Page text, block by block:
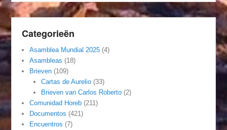
Categorieën
Asamblea Mundial 2025 (4)
Asambleas (18)
Brieven (109)
Cartas de Aurelio(33)
Brieven van Carlos Roberto(2)
Comunidad Horeb (211)
Documentos (421)
Encuentros (7)